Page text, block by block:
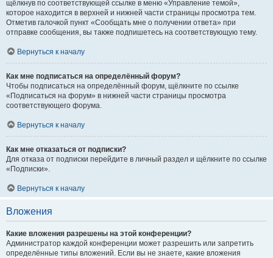
щёлкнув по соответствующей ссылке в меню «Управление темой»,
которое находится в верхней и нижней части страницы просмотра тем.
Отметив галочкой пункт «Сообщать мне о получении ответа» при
отправке сообщения, вы также подпишетесь на соответствующую тему.
Вернуться к началу
Как мне подписаться на определённый форум?
Чтобы подписаться на определённый форум, щёлкните по ссылке
«Подписаться на форум» в нижней части страницы просмотра
соответствующего форума.
Вернуться к началу
Как мне отказаться от подписки?
Для отказа от подписки перейдите в личный раздел и щёлкните по ссылке
«Подписки».
Вернуться к началу
Вложения
Какие вложения разрешены на этой конференции?
Администратор каждой конференции может разрешить или запретить
определённые типы вложений. Если вы не знаете, какие вложения